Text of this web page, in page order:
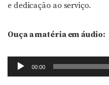
e dedicação ao serviço.
Ouça a matéria em áudio:
Tocador
de
00:00